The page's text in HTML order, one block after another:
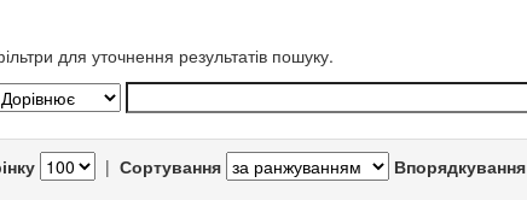
для уточнення результатів пошуку.
| Сортування Впорядкування